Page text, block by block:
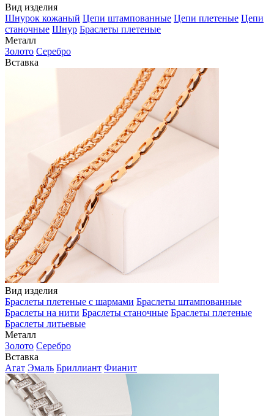
Вид изделия
Шнурок кожаный Цепи штампованные Цепи плетеные Цепи
станочные Шнур Браслеты плетеные
Металл
Золото Серебро
Вставка
Вид изделия
Браслеты плетеные с шармами Браслеты штампованные
Браслеты на нити Браслеты станочные Браслеты плетеные
Браслеты литьевые
Металл
Золото Серебро
Вставка
Агат Эмаль Бриллиант Фианит